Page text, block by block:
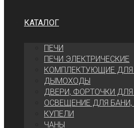
КАТАЛОГ
ПЕЧИ
ПЕЧИ ЭЛЕКТРИЧЕСКИЕ
КОМПЛЕКТУЮЩИЕ ДЛЯ
ДЫМОХОДЫ
ДВЕРИ, ФОРТОЧКИ
ОСВЕЩЕНИЕ ДЛЯ
КУПЕЛИ
ЧАНЫ